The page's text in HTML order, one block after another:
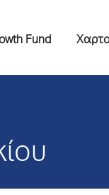
Fund